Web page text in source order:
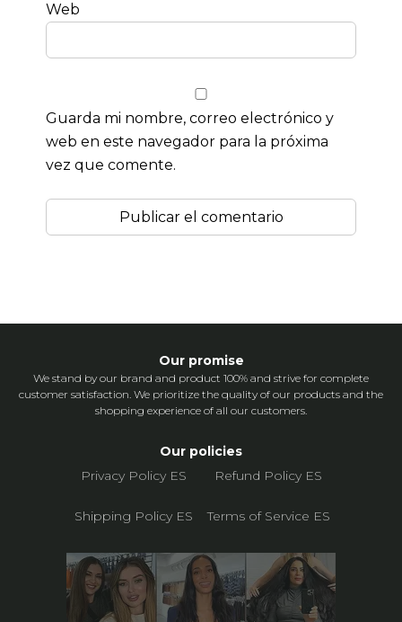
Web
Guarda mi nombre, correo electrónico y
web en este navegador para la próxima
vez que comente.
Our promise
We stand by our brand and product 100% and strive for complete
customer satisfaction. We prioritize the quality of our products and the
shopping experience of all our customers.
Our policies
Privacy Policy ES
Refund Policy ES
Shipping Policy ES Terms of Service ES